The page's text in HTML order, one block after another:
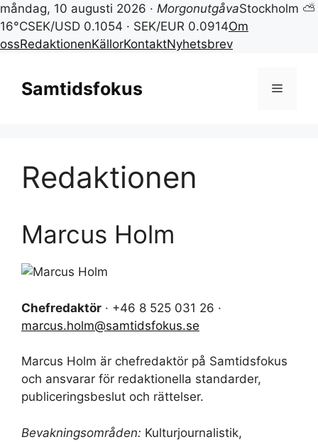
måndag, 10 augusti 2026 · MorgonutgåvaStockholm ⛅
16°CSEK/USD 0.1054 · SEK/EUR 0.0914Om
ossRedaktionenKällorKontaktNyhetsbrev
innehållSamtidsfokus Meny
Redaktionen
Marcus Holm
Chefredaktör · +46 8 525 031 26 ·
marcus.holm@samtidsfokus.se
Marcus Holm är chefredaktör på Samtidsfokus
och ansvarar för redaktionella standarder,
publiceringsbeslut och rättelser.
Bevakningsområden: Kulturjournalistik,